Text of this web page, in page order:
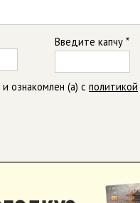
Введите капчу *
и ознакомлен (а) с политикой